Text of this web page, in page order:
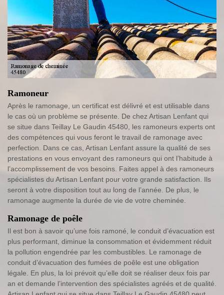
Ramoneur
Après le ramonage, un certificat est délivré et est utilisable dans
le cas où un problème se présente. De chez Artisan Lenfant qui
se situe dans Teillay Le Gaudin 45480, les ramoneurs experts ont
des compétences qui vous feront le travail de ramonage avec
perfection. Dans ce cas, Artisan Lenfant assure la qualité de ses
prestations en vous envoyant des ramoneurs qui ont l’habitude à
l’accomplissement de vos besoins. Faites appel à des ramoneurs
spécialistes du Artisan Lenfant pour votre grande satisfaction. Ils
seront à votre disposition tout au long de l’année. De plus, le
ramonage augmente la durée de vie de votre cheminée.
Ramonage de poêle
Il est bon à savoir qu’une fois ramoné, le conduit d’évacuation est
plus performant, diminue la consommation et évidemment réduit
la pollution engendrée par les combustibles. Le ramonage de
conduit d’évacuation des fumées de poêle est une obligation
légale. En plus, la loi prévoit qu’elle doit se réaliser deux fois par
an et demande l’intervention des spécialistes agréés et de qualité.